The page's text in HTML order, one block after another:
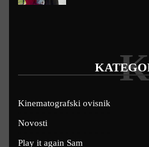
K
Kinematografski ovisnik
Novosti
Play it again Sam